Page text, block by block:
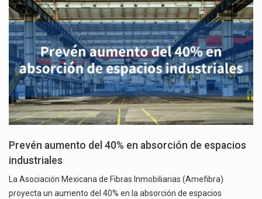
Prevén aumento del 40% en absorción de espacios
industriales
La Asociación Mexicana de Fibras Inmobiliarias (Amefibra)
proyecta un aumento del 40% en la absorción de espacios